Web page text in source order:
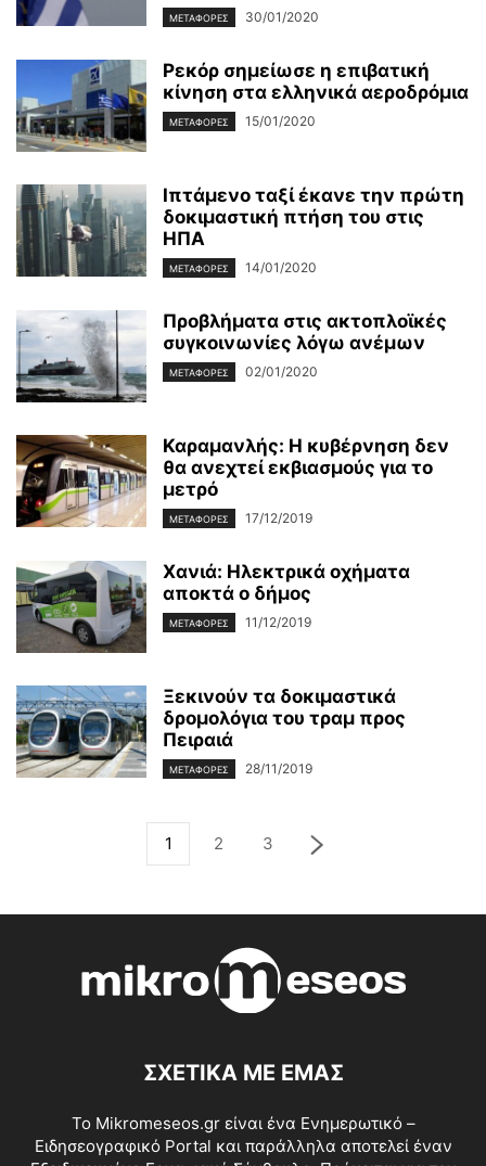
ΜΕΤΑΦΟΡΈΣ 30/01/2020
Ρεκόρ σημείωσε η επιβατική
κίνηση στα ελληνικά αεροδρόμια
ΜΕΤΑΦΟΡΈΣ 15/01/2020
Ιπτάμενο ταξί έκανε την πρώτη
δοκιμαστική πτήση του στις
ΗΠΑ
ΜΕΤΑΦΟΡΈΣ 14/01/2020
Προβλήματα στις ακτοπλοϊκές
συγκοινωνίες λόγω ανέμων
ΜΕΤΑΦΟΡΈΣ 02/01/2020
Καραμανλής: Η κυβέρνηση δεν
θα ανεχτεί εκβιασμούς για το
μετρό
ΜΕΤΑΦΟΡΈΣ 17/12/2019
Χανιά: Ηλεκτρικά οχήματα
αποκτά ο δήμος
ΜΕΤΑΦΟΡΈΣ 11/12/2019
Ξεκινούν τα δοκιμαστικά
δρομολόγια του τραμ προς
Πειραιά
ΜΕΤΑΦΟΡΈΣ 28/11/2019
1 2 3
ΣΧΕΤΙΚΑ ΜΕ ΕΜΑΣ
Το Mikromeseos.gr είναι ένα Ενημερωτικό –
Ειδησεογραφικό Portal και παράλληλα αποτελεί έναν